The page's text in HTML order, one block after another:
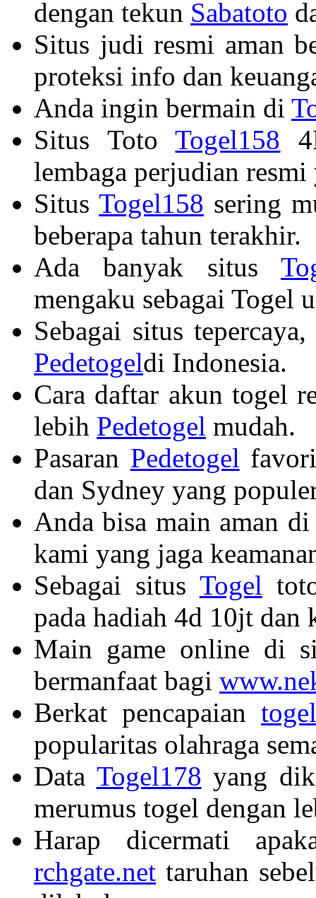
dengan tekun Sabatoto
Situs judi resmi aman
proteksi info dan
Anda ingin bermain di
Situs TotoTogel158
lembaga perjudian
Situs Togel158 sering
beberapa tahun terakhir.
Ada banyak situs
mengaku sebagai Togel
Sebagai situs
Pedetogeldi Indonesia.
Cara daftar akun togel
lebih Pedetogel mudah.
Pasaran Pedetogel
dan Sydney yang
Anda bisa main aman
kami yang jaga
Sebagai situs Togel
pada hadiah 4d 10jt dan
Main game online di
bermanfaat bagi
Berkat pencapaian
popularitas olahraga
Data Togel178 yang
merumus togel dengan
Harap dicermati
rchgate.net taruhan